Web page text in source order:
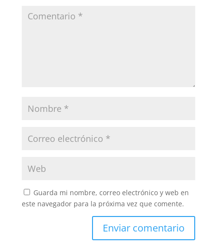
Guarda mi nombre, correo electrónico y web en
este navegador para la próxima vez que comente.